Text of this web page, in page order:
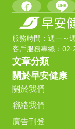
服務時間：週一～
客戶服務專線：
文章分類
關於早安健康
關於我們
聯絡我們
廣告刊登